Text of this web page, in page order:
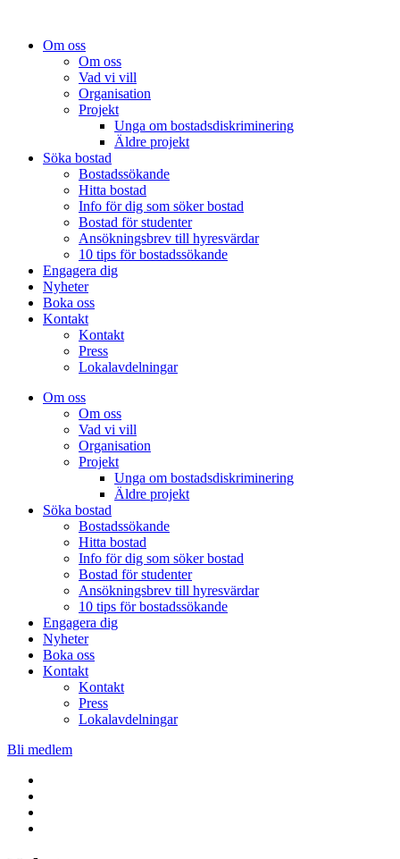
Om oss
Om oss
Vad vi vill
Organisation
Projekt
Unga om bostadsdiskriminering
Äldre projekt
Söka bostad
Bostadssökande
Hitta bostad
Info för dig som söker bostad
Bostad för studenter
Ansökningsbrev till hyresvärdar
10 tips för bostadssökande
Engagera dig
Nyheter
Boka oss
Kontakt
Kontakt
Press
Lokalavdelningar
Om oss
Om oss
Vad vi vill
Organisation
Projekt
Unga om bostadsdiskriminering
Äldre projekt
Söka bostad
Bostadssökande
Hitta bostad
Info för dig som söker bostad
Bostad för studenter
Ansökningsbrev till hyresvärdar
10 tips för bostadssökande
Engagera dig
Nyheter
Boka oss
Kontakt
Kontakt
Press
Lokalavdelningar
Bli medlem